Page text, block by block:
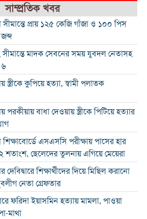
সাম্প্রতিক খবর
সীমান্তে প্রায় ১২৫ কেজি গাঁজা ও ১০০ পিস
সীমান্তে মাদক সেবনের সময় যুবদল নেতাসহ
স্ত্রীকে কুপিয়ে হত্যা, স্বামী পলাতক
পরকীয়ায় বাধা দেওয়ায় স্ত্রীকে পিটিয়ে হত্যার
শিক্ষাবোর্ডে এসএসসি পরীক্ষায় পাসের হার
ছেলেদের তুলনায় এগিয়ে মেয়েরা
দেবিদ্বারে শিক্ষার্থীদের দিয়ে মিছিল করানো
নেতা গ্রেফতার
ফরিদা ইয়াসমিন হত্যায় মামলা, পাওয়া
মাথা